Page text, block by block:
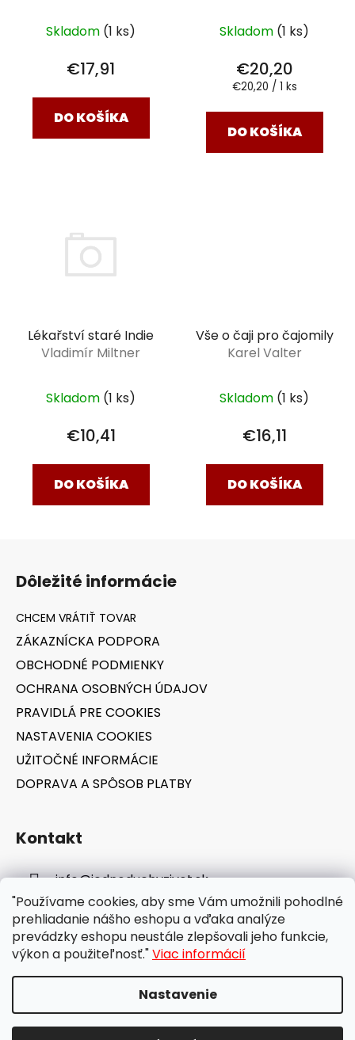
"Používame cookies, aby sme Vám umožnili pohodlné
prehliadanie nášho eshopu a vďaka analýze
prevádzky eshopu neustále zlepšovali jeho funkcie,
výkon a použiteľnosť."Viac informácií
Nastavenie
Skladom (1 ks)
€17,91
DO KOŠÍKA
Skladom (1 ks)
€20,20
Jednotková
€20,20 / 1 ks
DO KOŠÍKA
Lékařství staré Indie
Vladimír Miltner
Skladom (1 ks)
€10,41
DO KOŠÍKA
Vše o čaji pro čajomily
Karel Valter
Skladom (1 ks)
€16,11
DO KOŠÍKA
Dôležité informácie
ZÁKAZNÍCKA PODPORA
OBCHODNÉ PODMIENKY
OCHRANA OSOBNÝCH ÚDAJOV
PRAVIDLÁ PRE COOKIES
NASTAVENIA COOKIES
UŽITOČNÉ INFORMÁCIE
DOPRAVA A SPÔSOB PLATBY
Kontakt
info@jednoduchyzivot.sk
E-shop: 0948 647 767
Vytvoril Shoptet